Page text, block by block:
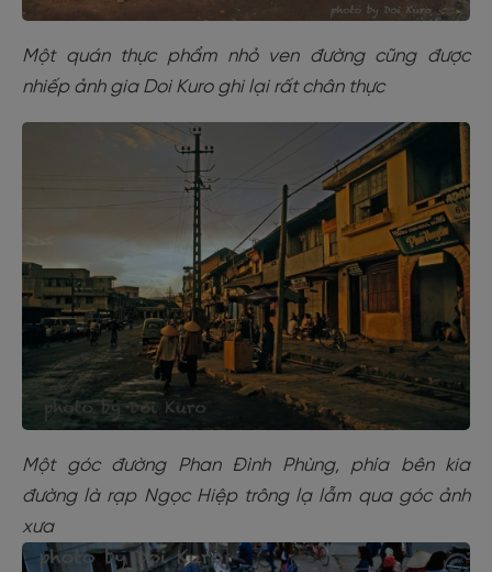
Một quán thực phẩm nhỏ ven đường cũng được
nhiếp ảnh gia Doi Kuro ghi lại rất chân thực
Một góc đường Phan Đình Phùng, phía bên kia
đường là rạp Ngọc Hiệp trông lạ lẫm qua góc ảnh
xưa